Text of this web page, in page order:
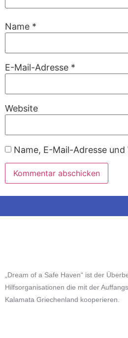
Name *
E-Mail-Adresse *
Website
Name, E-Mail-Adresse
„Dream of a Safe Haven“ ist der
Hilfsorganisationen die mit der
Kalamata Griechenland kooperieren.